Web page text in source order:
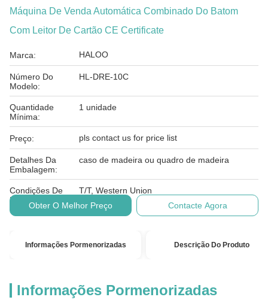
Máquina De Venda Automática Combinado Do Batom
Com Leitor De Cartão CE Certificate
Marca: HALOO
Número Do
Modelo:
HL-DRE-10C
Quantidade
Mínima:
1 unidade
Preço: pls contact us for price list
Detalhes Da
Embalagem:
caso de madeira ou quadro de madeira
Condições De
Pagamento:
T/T, Western Union
Obter O Melhor Preço
Contacte Agora
Informações Pormenorizadas Descrição Do Produto
Informações Pormenorizadas